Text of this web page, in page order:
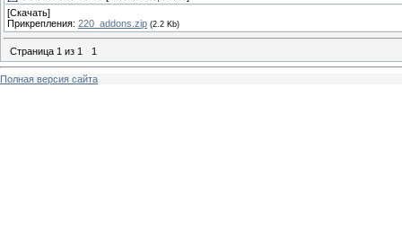
[Скачать]
Прикрепления: 220_addons.zip (2.2 Kb)
Страница 1 из 1 1
Полная версия сайта